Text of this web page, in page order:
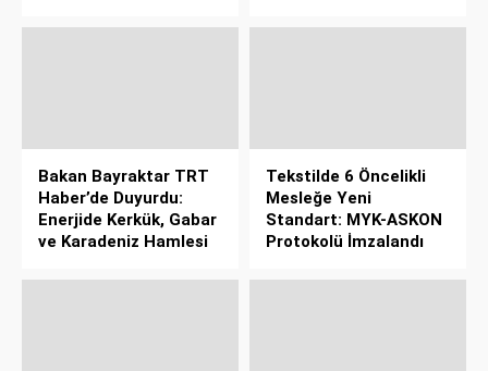
Bakan Bayraktar TRT
Haber’de Duyurdu:
Enerjide Kerkük, Gabar
ve Karadeniz Hamlesi
Tekstilde 6 Öncelikli
Mesleğe Yeni
Standart: MYK-ASKON
Protokolü İmzalandı